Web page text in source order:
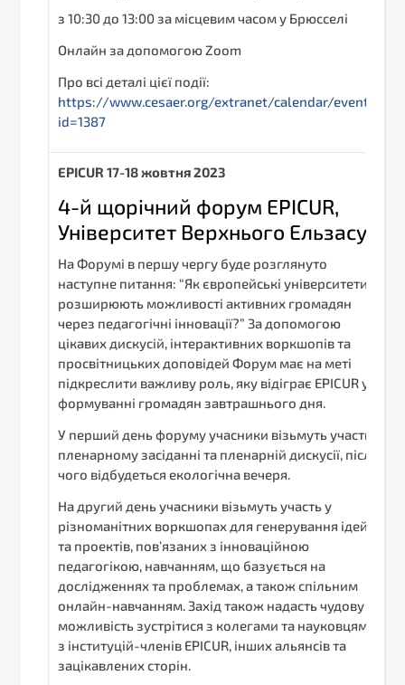
з 10:30 до 13:00 за місцевим часом у Брюсселі
Онлайн за допомогою Zoom
Про всі деталі цієї події:
https://www.cesaer.org/extranet/calendar/event/?
id=1387
EPICUR 17-18 жовтня 2023
4-й щорічний форум EPICUR,
Університет Верхнього Ельзасу.
На Форумі в першу чергу буде розглянуто
наступне питання: “Як європейські університети
розширюють можливості активних громадян
через педагогічні інновації?” За допомогою
цікавих дискусій, інтерактивних воркшопів та
просвітницьких доповідей Форум має на меті
підкреслити важливу роль, яку відіграє EPICUR у
формуванні громадян завтрашнього дня.
У перший день форуму учасники візьмуть участь у
пленарному засіданні та пленарній дискусії, після
чого відбудеться екологічна вечеря.
На другий день учасники візьмуть участь у
різноманітних воркшопах для генерування ідей
та проектів, пов’язаних з інноваційною
педагогікою, навчанням, що базується на
дослідженнях та проблемах, а також спільним
онлайн-навчанням. Захід також надасть чудову
можливість зустрітися з колегами та науковцями
з інституцій-членів EPICUR, інших альянсів та
зацікавлених сторін.